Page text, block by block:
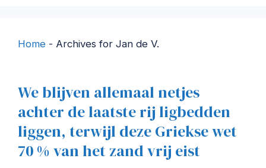
Home - Archives for Jan de V.
We blijven allemaal netjes
achter de laatste rij ligbedden
liggen, terwijl deze Griekse wet
70 % van het zand vrij eist